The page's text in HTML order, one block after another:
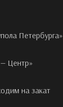
Петербурга»
Центр»
на закат